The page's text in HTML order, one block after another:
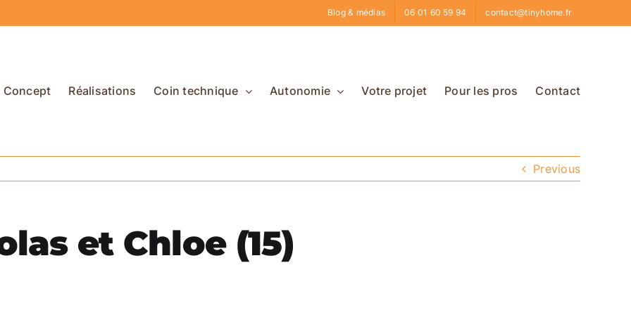
Blog & médias 06 01 60 59 94 contact@tinyhome.fr
Concept Réalisations Coin technique Autonomie Votre projet Pour les pros Contact
Previous
et Chloe (15)